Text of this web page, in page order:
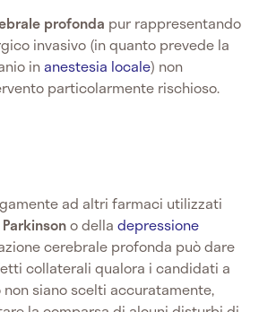
profonda pur rappresentando
invasivo (in quanto prevede la
inanestesia locale) non
particolarmente rischioso.
ad altri farmaci utilizzati
o della depressione
cerebrale profonda può dare
collaterali qualora i candidati a
siano scelti accuratamente,